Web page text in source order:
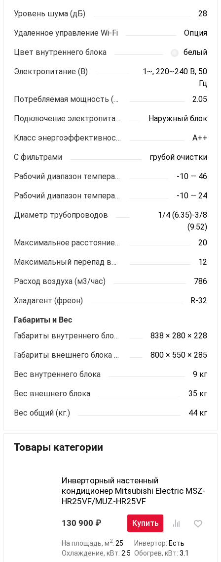
Уровень шума (дБ) 28
Удаленное управление Wi-Fi Опция
Цвет внутреннего блока белый
Электропитание (В)
1~, 220~240 В, 50
Гц
Потребляемая мощность (кВт)
2.05
Подключение электропитания Наружный блок
Класс энергоэффективности A++
С фильтрами грубой очистки
Рабочий диапазон температур (охлаждение) -10 — 46
Рабочий диапазон температур (обогрев) -10 — 24
Диаметр трубопроводов
1/4 (6.35)-3/8
(9.52)
Максимальное расстояние между блоками (м)
20
Максимальный перепад высот (м) 12
Расход воздуха (м3/час) 786
Хладагент (фреон) R-32
Габариты и Вес
Габариты внутреннего блока ШхВхГ (мм)
838 × 280 × 228
Габариты внешнего блока ШхВхГ (мм) 800 × 550 × 285
Вес внутреннего блока 9 кг
Вес внешнего блока 35 кг
Вес общий (кг.) 44 кг
Товары категории
Инверторный настенный
кондиционер Mitsubishi Electric MSZ-
HR25VF/MUZ-HR25VF
130 900 Купить
На площадь, м2: 25 Инвертор: Есть
Охлаждение, кВт: 2.5 Обогрев, кВт:3.1